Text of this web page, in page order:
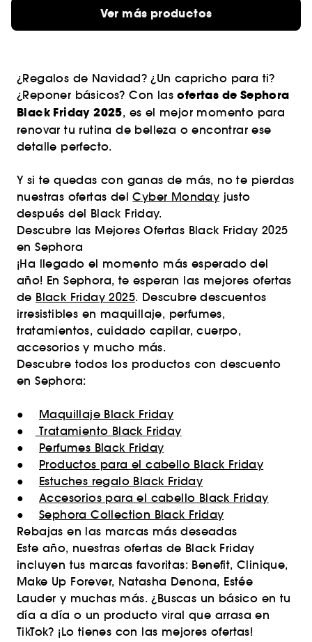
Ver más productos
¿Regalos de Navidad? ¿Un capricho para ti?
¿Reponer básicos? Con lasofertas de Sephora
Black Friday 2025, es el mejor momento para
renovar tu rutina de belleza o encontrar ese
detalle perfecto.
Y si te quedas con ganas de más, no te pierdas
nuestras ofertas delCyber Monday justo
después del Black Friday.
Descubre las Mejores Ofertas Black Friday 2025
en Sephora
¡Ha llegado el momento más esperado del
año! En Sephora, te esperan las mejores ofertas
de Black Friday 2025. Descubre descuentos
irresistibles en maquillaje, perfumes,
tratamientos, cuidado capilar, cuerpo,
accesorios y mucho más.
Descubre todos los productos con descuento
en Sephora:
● Maquillaje Black Friday
●
Tratamiento Black Friday
● Perfumes Black Friday
● Productos para el cabello Black Friday
● Estuches regalo Black Friday
● Accesorios para el cabello Black Friday
● Sephora Collection Black Friday
Rebajas en las marcas más deseadas
Este año, nuestras ofertas de Black Friday
incluyen tus marcas favoritas: Benefit, Clinique,
Make Up Forever, Natasha Denona, Estée
Lauder y muchas más. ¿Buscas un básico en tu
día a día o un producto viral que arrasa en
TikTok? ¡Lo tienes con las mejores ofertas!